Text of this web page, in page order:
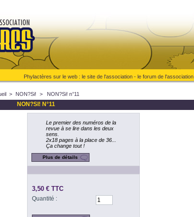
Phylactères sur le web : le site de l'association- le forum de l'association
> NON?Si! > NON?Si! n°11
NON?SI! N°11
Le premier des numéros de la
revue à se lire dans les deux
sens.
2x18 pages à la place de 36...
Ça change tout !
Plus de détails
3,50 €TTC
Quantité :